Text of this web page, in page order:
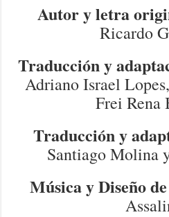
Autor y letra
Ricardo
Traducción y
Adriano Israel
Frei Rena
Traducción y
Santiago Molina
Música y Diseño